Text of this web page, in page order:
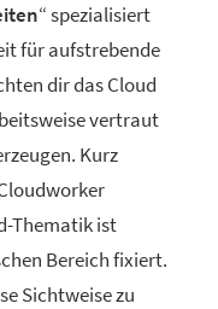
“ spezialisiert
für aufstrebende
dir das Cloud
vertraut
Kurz
Thematik ist
Bereich fixiert.
Sichtweise zu